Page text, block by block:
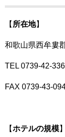
【 所在地】
和歌山県西牟婁
TEL 0739-42-
FAX 0739-43-
【ホテルの規模】